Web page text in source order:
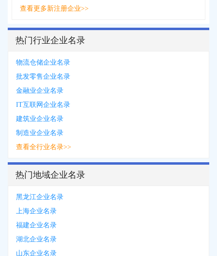
查看更多新注册企业>>
热门行业企业名录
物流仓储企业名录
批发零售企业名录
金融业企业名录
IT互联网企业名录
建筑业企业名录
制造业企业名录
查看全行业名录>>
热门地域企业名录
黑龙江企业名录
上海企业名录
福建企业名录
湖北企业名录
山东企业名录